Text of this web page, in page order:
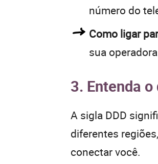
número do
Como ligar
sua
3. Entenda o
A sigla DDD
diferentes
conectar você.